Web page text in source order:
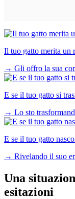
Il tuo gatto merita un
→ Gli offro la sua
E se il tuo gatto si
→ Lo sto
E se il tuo gatto
→ Rivelando il suo
Una
esitazioni